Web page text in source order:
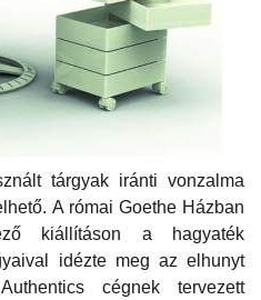
tárgyak iránti vonzalma
A római Goethe Házban
kiállításon a hagyaték
idézte meg az elhunyt
cégnek tervezett